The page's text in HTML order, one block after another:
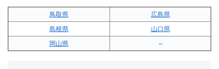
鳥取県
広島県
島根県
山口県
岡山県
–